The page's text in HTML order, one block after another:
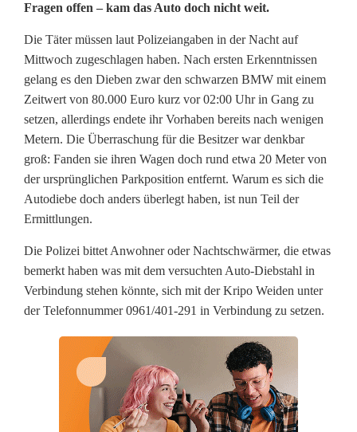
r
w
i
r
r
u
n
g
u
m
A
Fragen offen – kam das Auto doch nicht weit.
Die Täter müssen laut Polizeiangaben in der Nacht auf
Mittwoch zugeschlagen haben. Nach ersten Erkenntnissen
gelang es den Dieben zwar den schwarzen BMW mit einem
Zeitwert von 80.000 Euro kurz vor 02:00 Uhr in Gang zu
setzen, allerdings endete ihr Vorhaben bereits nach wenigen
Metern. Die Überraschung für die Besitzer war denkbar
groß: Fanden sie ihren Wagen doch rund etwa 20 Meter von
der ursprünglichen Parkposition entfernt. Warum es sich die
Autodiebe doch anders überlegt haben, ist nun Teil der
Ermittlungen.
Die Polizei bittet Anwohner oder Nachtschwärmer, die etwas
bemerkt haben was mit dem versuchten Auto-Diebstahl in
Verbindung stehen könnte, sich mit der Kripo Weiden unter
der Telefonnummer 0961/401-291 in Verbindung zu setzen.